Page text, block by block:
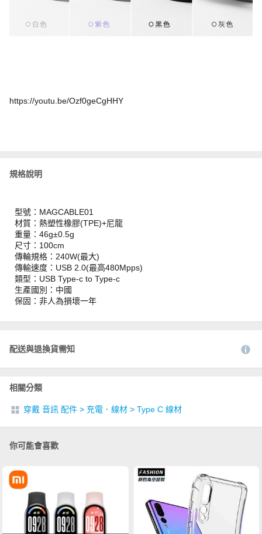
https://youtu.be/Ozf0geCgHHY
規格說明
型號：MAGCABLE01
材質：熱塑性橡膠(TPE)+尼龍
重量：46g±0.5g
尺寸：100cm
傳輪規格：240W(最大)
傳輸速度：USB 2.0(最高480Mpps)
類型：USB Type-c to Type-c
生產國別：中國
保固：非人為損壞一年
配送與退換貨需知
相關分類
穿戴 音訊 配件 > 充電．線材 > Type C 線材
你可能會喜歡